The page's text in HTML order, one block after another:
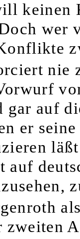
wer
nie
gar auf
er
auf
zweiten